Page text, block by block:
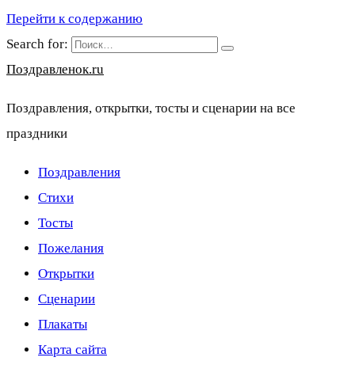
Перейти к содержанию
Search for:
Поздравленок.ru
Поздравления, открытки, тосты и сценарии на все
праздники
Поздравления
Стихи
Тосты
Пожелания
Открытки
Сценарии
Плакаты
Карта сайта